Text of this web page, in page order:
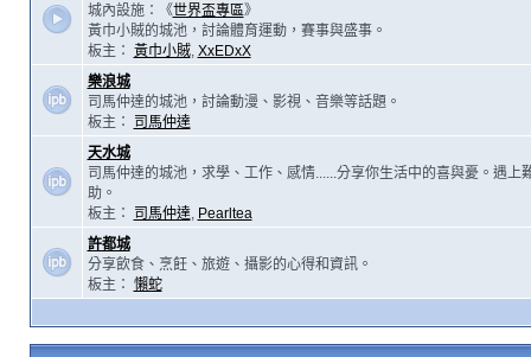
城內設施：《世界盃專區》
黃巾小賊的城池，討論體育運動，賽事與盛事。
板主： 黃巾小賊, XxEDxX
樂浪城
司馬仲達的城池，討論動漫、影視、音樂等話題。
板主：
司馬仲達
天水城
司馬仲達的城池，求學、工作、感情......分享你生活中的喜與憂。遇上
助。
板主：
司馬仲達, Pearltea
許都城
分享飲食、烹飪、旅遊、攝影的心得和資訊。
板主： 懶蛇